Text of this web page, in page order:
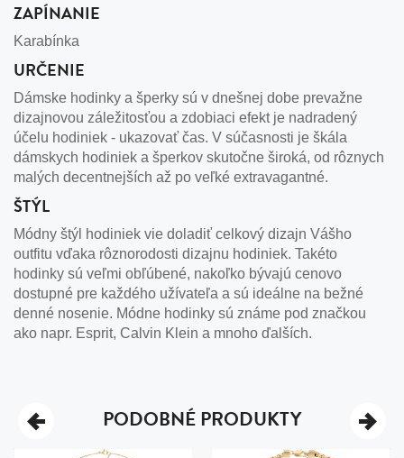
ZAPÍNANIE
Karabínka
URČENIE
Dámske hodinky a šperky sú v dnešnej dobe prevažne
dizajnovou záležitosťou a zdobiaci efekt je nadradený
účelu hodiniek - ukazovať čas. V súčasnosti je škála
dámskych hodiniek a šperkov skutočne široká, od rôznych
malých decentnejších až po veľké extravagantné.
ŠTÝL
Módny štýl hodiniek vie doladiť celkový dizajn Vášho
outfitu vďaka rôznorodosti dizajnu hodiniek. Takéto
hodinky sú veľmi obľúbené, nakoľko bývajú cenovo
dostupné pre každého užívateľa a sú ideálne na bežné
denné nosenie. Módne hodinky sú známe pod značkou
ako napr. Esprit, Calvin Klein a mnoho ďalších.
PODOBNÉ PRODUKTY